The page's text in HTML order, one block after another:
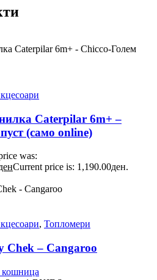
Caterpilar 6m+ –
(само online)
was:
Current price is: 1,190.00ден.
, Топломери
Chek – Cangaroo
кошница